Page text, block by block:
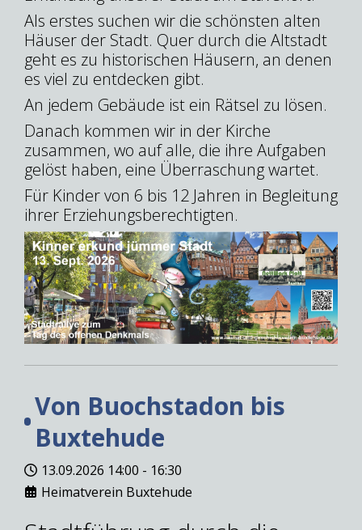
Als erstes suchen wir die schönsten alten
Häuser der Stadt. Quer durch die Altstadt
geht es zu historischen Häusern, an denen
es viel zu entdecken gibt.
An jedem Gebäude ist ein Rätsel zu lösen.
Danach kommen wir in der Kirche
zusammen, wo auf alle, die ihre Aufgaben
gelöst haben, eine Überraschung wartet.
Für Kinder von 6 bis 12 Jahren in Begleitung
ihrer Erziehungsberechtigten.
Von Buochstadon bis
Buxtehude
13.09.2026 14:00 - 16:30
Heimatverein Buxtehude